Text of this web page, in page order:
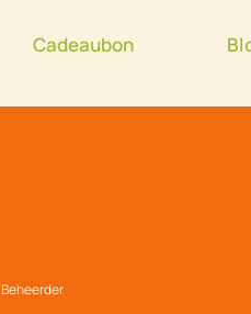
Cadeaubon
Beheerder